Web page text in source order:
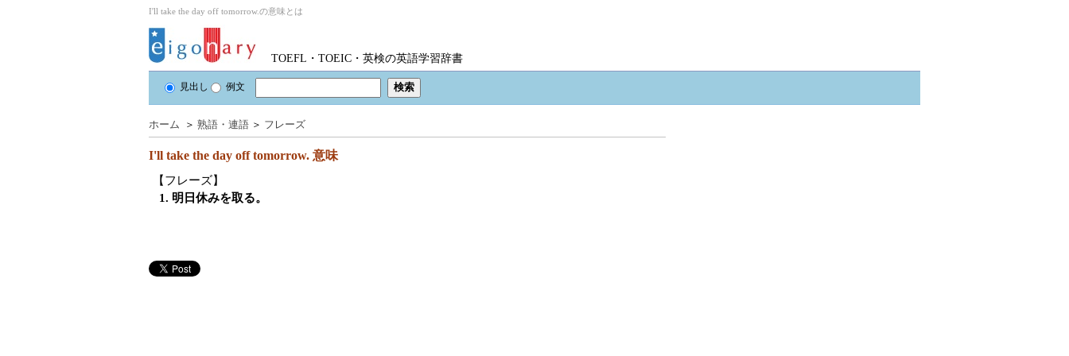
I'll take the day off tomorrow.の意味とは
TOEFL・TOEIC・英検の英語学習辞書
見出し 例文
ホーム ＞ 熟語・連語 ＞ フレーズ
I'll take the day off tomorrow. 意味
【フレーズ】
1. 明日休みを取る。